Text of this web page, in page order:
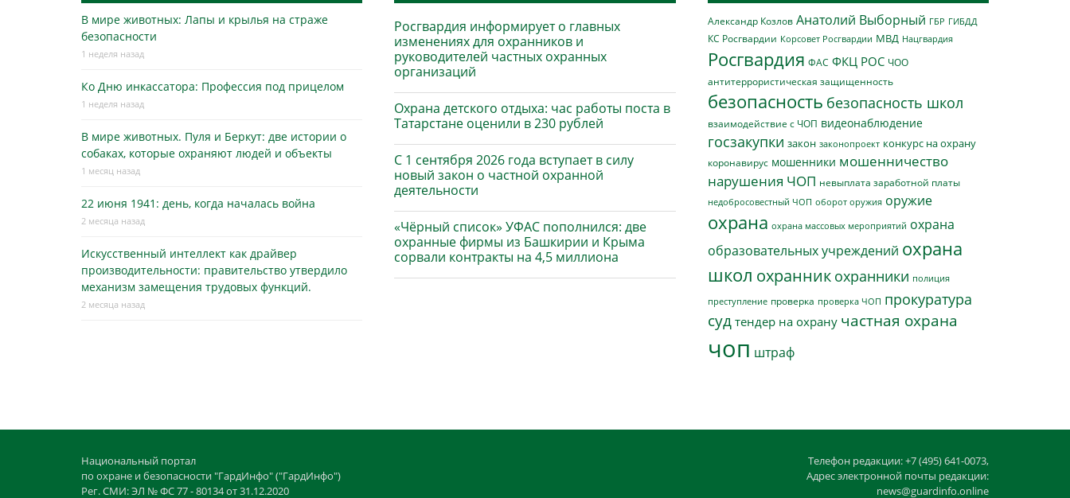
В мире животных: Лапы и крылья на страже
безопасности
1 неделя назад
Ко Дню инкассатора: Профессия под прицелом
1 неделя назад
В мире животных. Пуля и Беркут: две истории о
собаках, которые охраняют людей и объекты
1 месяц назад
22 июня 1941: день, когда началась война
2 месяца назад
Искусственный интеллект как драйвер
производительности: правительство утвердило
механизм замещения трудовых функций.
2 месяца назад
Росгвардия информирует о главных
изменениях для охранников и
руководителей частных охранных
организаций
Охрана детского отдыха: час работы поста в
Татарстане оценили в 230 рублей
С 1 сентября 2026 года вступает в силу
новый закон о частной охранной
деятельности
«Чёрный список» УФАС пополнился: две
охранные фирмы из Башкирии и Крыма
сорвали контракты на 4,5 миллиона
Александр Козлов Анатолий Выборный ГБР ГИБДД
КС Росгвардии Корсовет Росгвардии МВД Нацгвардия
Росгвардия ФАС ФКЦ РОС ЧОО
антитеррористическая защищенность
безопасность безопасность школ
взаимодействие с ЧОП видеонаблюдение
госзакупки закон законопроект конкурс на охрану
коронавирус мошенники мошенничество
нарушения ЧОП невыплата заработной платы
недобросовестный ЧОП оборот оружия оружие
охрана охрана массовых мероприятий охрана
образовательных учреждений охрана
школ охранник охранники полиция
преступление проверка проверка ЧОП прокуратура
суд тендер на охрану частная охрана
чоп штраф
Национальный портал
по охране и безопасности "ГардИнфо" ("ГардИнфо")
Рег. СМИ: ЭЛ № ФС 77 - 80134 от 31.12.2020
Телефон редакции: +7 (495) 641-0073,
Адрес электронной почты редакции:
news@guardinfo.online